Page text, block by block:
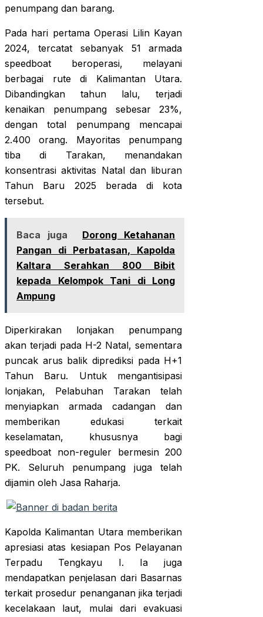
penumpang dan barang.
Pada hari pertama Operasi Lilin Kayan
2024, tercatat sebanyak 51 armada
speedboat beroperasi, melayani
berbagai rute di Kalimantan Utara.
Dibandingkan tahun lalu, terjadi
kenaikan penumpang sebesar 23%,
dengan total penumpang mencapai
2.400 orang. Mayoritas penumpang
tiba di Tarakan, menandakan
konsentrasi aktivitas Natal dan liburan
Tahun Baru 2025 berada di kota
tersebut.
Baca juga
Dorong Ketahanan
Pangan di Perbatasan, Kapolda
Kaltara Serahkan 800 Bibit
kepada Kelompok Tani di Long
Ampung
Diperkirakan lonjakan penumpang
akan terjadi pada H-2 Natal, sementara
puncak arus balik diprediksi pada H+1
Tahun Baru. Untuk mengantisipasi
lonjakan, Pelabuhan Tarakan telah
menyiapkan armada cadangan dan
memberikan edukasi terkait
keselamatan, khususnya bagi
speedboat non-reguler bermesin 200
PK. Seluruh penumpang juga telah
dijamin oleh Jasa Raharja.
Kapolda Kalimantan Utara memberikan
apresiasi atas kesiapan Pos Pelayanan
Terpadu Tengkayu I. Ia juga
mendapatkan penjelasan dari Basarnas
terkait prosedur penanganan jika terjadi
kecelakaan laut, mulai dari evakuasi